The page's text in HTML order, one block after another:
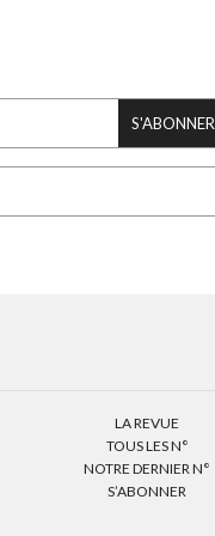
S'ABONNER
LA REVUE
TOUS LES N°
NOTRE DERNIER N°
S’ABONNER